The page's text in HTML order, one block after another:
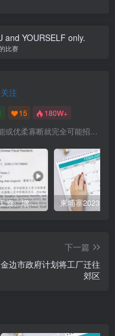
and YOURSELF only.
比赛
关注
15 180W+
一个人仅仅因为软弱无能或优柔寡断就完全可能招致痛苦
柬埔寨税:工资、增值、预扣、利润、专利、产业、注册税
下一篇
金边市政府计划将工厂迁往
郊区